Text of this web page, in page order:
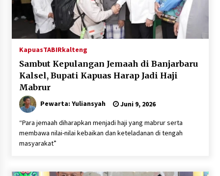
KapuasTABIRkalteng
Sambut Kepulangan Jemaah di Banjarbaru
Kalsel, Bupati Kapuas Harap Jadi Haji
Mabrur
Pewarta: Yuliansyah Juni 9, 2026
“Para jemaah diharapkan menjadi haji yang mabrur serta
membawa nilai-nilai kebaikan dan keteladanan di tengah
masyarakat”